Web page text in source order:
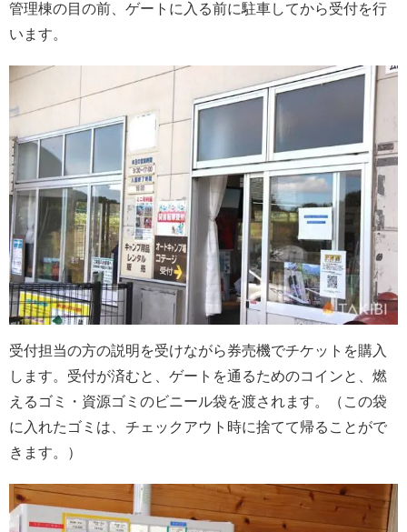
管理棟の目の前、ゲートに入る前に駐車してから受付を行
います。
受付担当の方の説明を受けながら券売機でチケットを購入
します。受付が済むと、ゲートを通るためのコインと、燃
えるゴミ・資源ゴミのビニール袋を渡されます。（この袋
に入れたゴミは、チェックアウト時に捨てて帰ることがで
きます。）